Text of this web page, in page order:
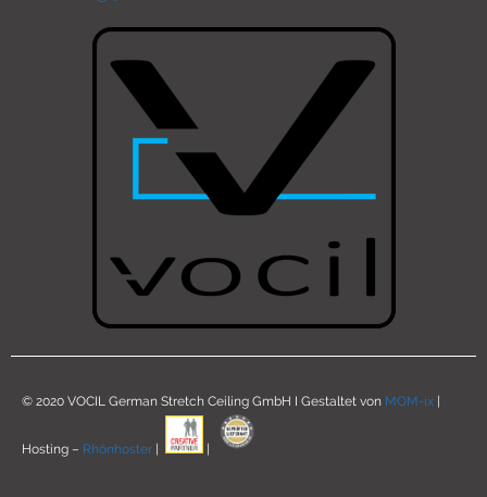
© 2020 VOCIL German Stretch Ceiling GmbH I Gestaltet von MOM-ix
Hosting – Rhönhoster